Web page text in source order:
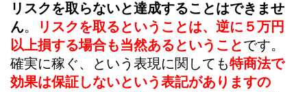
リスクを取らないと達成することはできませ
ん。
リスクを取るということは、逆に５万円
以上損する場合も当然あるということです。
確実に稼ぐ、という表現に関しても特商法で
効果は保証しないという表記がありますの